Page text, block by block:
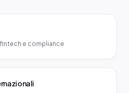
e compliance